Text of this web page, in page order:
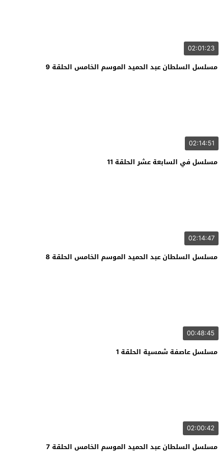
02:01:23
مسلسل السلطان عبد الحميد الموسم الخامس الحلقة 9
02:14:51
مسلسل في السابعة عشر الحلقة 11
02:14:47
مسلسل السلطان عبد الحميد الموسم الخامس الحلقة 8
00:48:45
مسلسل عاصفة شمسية الحلقة 1
02:00:42
مسلسل السلطان عبد الحميد الموسم الخامس الحلقة 7